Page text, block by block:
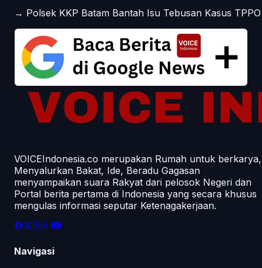
→ Polsek KKP Batam Bantah Isu Tebusan Kasus TPPO
VOICEIndonesia.co merupakan Rumah untuk berkarya,
Menyalurkan Bakat, Ide, Beradu Gagasan
menyampaikan suara Rakyat dari pelosok Negeri dan
Portal berita pertama di Indonesia yang secara khusus
mengulas informasi seputar Ketenagakerjaan.
Navigasi